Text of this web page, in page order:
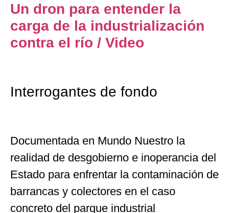
Un dron para entender la
carga de la industrialización
contra el río / Video
Interrogantes de fondo
Documentada en Mundo Nuestro la
realidad de desgobierno e inoperancia del
Estado para enfrentar la contaminación de
barrancas y colectores en el caso
concreto del parque industrial